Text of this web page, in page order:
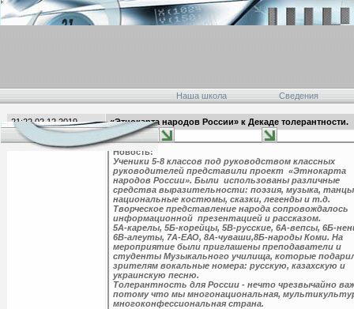
Наша школа Сведения
21:22 02.12.2019
«Этнокарта народов России» к Декаде толерантности.
Новость:
Ученики 5-8 классов под руководством классных
руководителей представили проект «Этнокарта
народов России». Были использованы различные
средства выразительности: поэзия, музыка,
национальные костюмы, сказки, легенды и т.д.
Творческое представление народа сопровождалось
информационной презентацией и рассказом.
5А-карелы, 5Б-корейцы, 5В-русские, 6А-вепсы, 6Б-
6В-алеуты, 7А-ЕАО, 8А-чуваши,8Б-народы Коми. На
мероприятие были приглашены преподаватели и
студенты Музыкального училища, которые
зрителям вокальные номера: русскую, казахскую и
украинскую песню.
Толерантность для России - нечто чрезвычайно
потому что мы многонациональная,
многоконфессиональная страна.